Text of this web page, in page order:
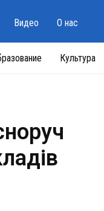
Культура
Видео О нас